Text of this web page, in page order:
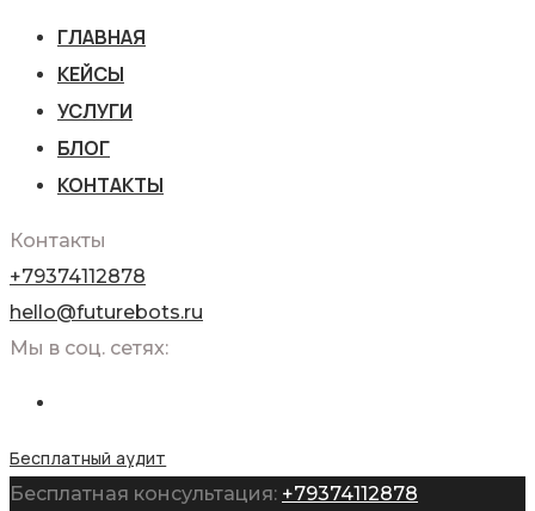
ГЛАВНАЯ
КЕЙСЫ
УСЛУГИ
БЛОГ
КОНТАКТЫ
Контакты
+79374112878
hello@futurebots.ru
Мы в соц. сетях:
Бесплатный аудит
Бесплатная консультация: +79374112878